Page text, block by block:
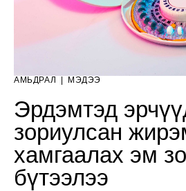
АМЬДРАЛ | МЭДЭЭ
Эрдэмтэд
зориулсан
хамгаалах эм
бүтээлээ